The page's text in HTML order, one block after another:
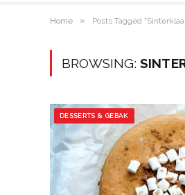
Home » Posts Tagged
BROWSING:
DESSERTS & GEBAK